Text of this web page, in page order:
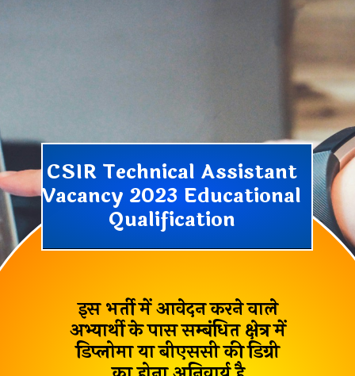
CSIR Technical Assistant
Vacancy 2023 Educational
Qualification
इस भर्ती में आवेदन करने वाले
अभ्यार्थी के पास सम्बंधित क्षेत्र में
डिप्लोमा या बीएससी की डिग्री